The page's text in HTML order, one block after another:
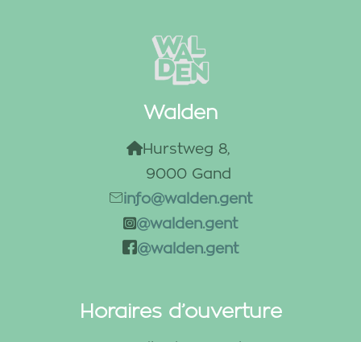
Walden
Hurstweg 8,
9000 Gand
info@walden.gent
@walden.gent
@walden.gent
Horaires d’ouverture